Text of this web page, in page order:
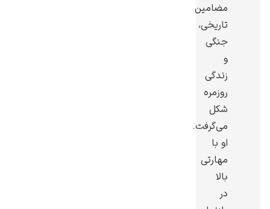
مضامین
تاریخی،
جنگی
و
زندگی
روزمره
شکل
می‌گرفت.
او با
مهارتی
بالا
در